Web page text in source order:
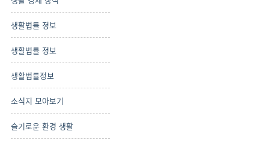
생활법률 정보
생활법률 정보
생활법률정보
소식지 모아보기
슬기로운 환경 생활